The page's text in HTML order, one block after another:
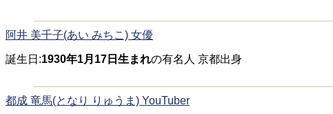
阿井 美千子(あい みちこ) 女優
誕生日:1930年1月17日生まれの有名人 京都出身
都成 竜馬(となり りゅうま) YouTuber